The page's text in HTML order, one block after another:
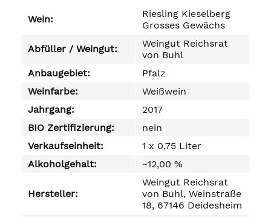
Wein:
Riesling Kieselberg
Grosses Gewächs
Abfüller / Weingut:
Weingut Reichsrat
von Buhl
Anbaugebiet:
Pfalz
Weinfarbe:
Weißwein
Jahrgang:
2017
BIO Zertifizierung:
nein
Verkaufseinheit:
1 x 0,75 Liter
Alkoholgehalt:
~12,00 %
Hersteller:
Weingut Reichsrat
von Buhl, Weinstraße
18, 67146 Deidesheim